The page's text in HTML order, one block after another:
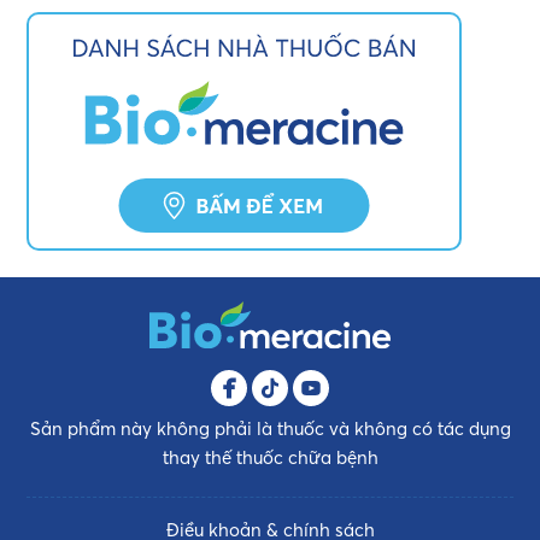
Sản phẩm này không phải là thuốc và không có tác dụng
thay thế thuốc chữa bệnh
Điều khoản & chính sách